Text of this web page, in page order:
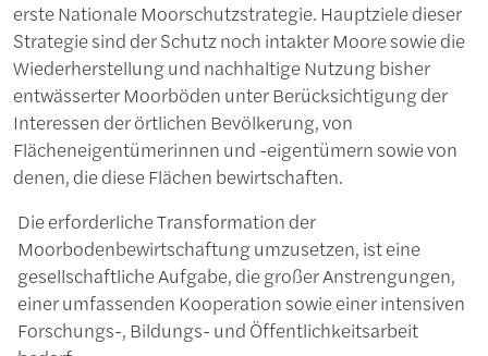
erste Nationale Moorschutzstrategie. Hauptziele dieser
Strategie sind der Schutz noch intakter Moore sowie die
Wiederherstellung und nachhaltige Nutzung bisher
entwässerter Moorböden unter Berücksichtigung der
Interessen der örtlichen Bevölkerung, von
Flächeneigentümerinnen und -eigentümern sowie von
denen, die diese Flächen bewirtschaften.
Die erforderliche Transformation der
Moorbodenbewirtschaftung umzusetzen, ist eine
gesellschaftliche Aufgabe, die großer Anstrengungen,
einer umfassenden Kooperation sowie einer intensiven
Forschungs-, Bildungs- und Öffentlichkeitsarbeit